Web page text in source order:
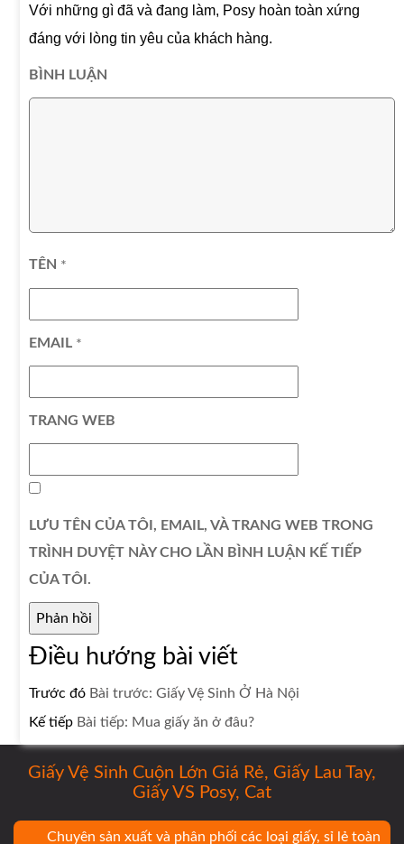
Với những gì đã và đang làm, Posy hoàn toàn xứng
đáng với lòng tin yêu của khách hàng.
BÌNH LUẬN
TÊN *
EMAIL *
TRANG WEB
LƯU TÊN CỦA TÔI, EMAIL, VÀ TRANG WEB TRONG
TRÌNH DUYỆT NÀY CHO LẦN BÌNH LUẬN KẾ TIẾP
CỦA TÔI.
Điều hướng bài viết
Trước đó Bài trước: Giấy Vệ Sinh Ở Hà Nội
Kế tiếp Bài tiếp: Mua giấy ăn ở đâu?
Giấy Vệ Sinh Cuộn Lớn Giá Rẻ, Giấy Lau Tay,
Giấy VS Posy, Cat
Chuyên sản xuất và phân phối các loại giấy, sỉ lẻ toàn